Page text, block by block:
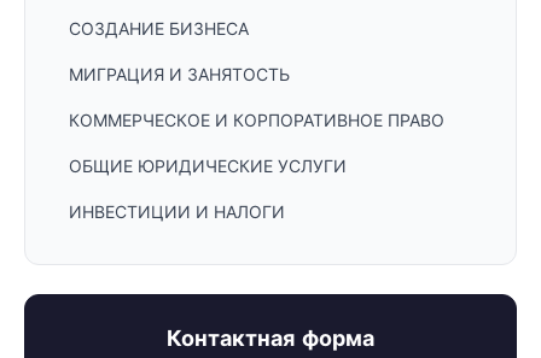
СОЗДАНИЕ БИЗНЕСА
МИГРАЦИЯ И ЗАНЯТОСТЬ
КОММЕРЧЕСКОЕ И КОРПОРАТИВНОЕ ПРАВО
ОБЩИЕ ЮРИДИЧЕСКИЕ УСЛУГИ
ИНВЕСТИЦИИ И НАЛОГИ
Контактная форма